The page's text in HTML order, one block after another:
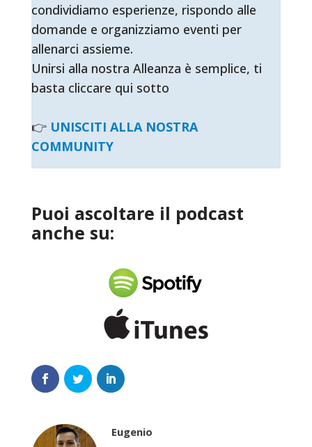
condividiamo esperienze, rispondo alle
domande e organizziamo eventi per
allenarci assieme.
Unirsi alla nostra Alleanza è semplice, ti
basta cliccare qui sotto
👉 UNISCITI ALLA NOSTRA
COMMUNITY
Puoi ascoltare il podcast
anche su:
Eugenio